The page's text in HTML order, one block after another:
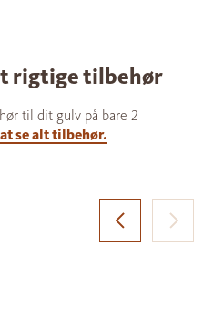
rigtige tilbehør
til dit gulv på bare 2
se alt tilbehør.